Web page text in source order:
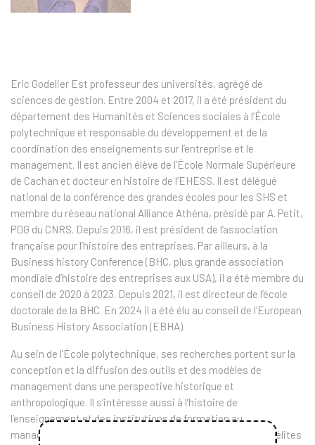
Eric Godelier Est professeur des universités, agrégé de
sciences de gestion. Entre 2004 et 2017, il a été président du
département des Humanités et Sciences sociales à l’École
polytechnique et responsable du développement et de la
coordination des enseignements sur l’entreprise et le
management. Il est ancien élève de l’École Normale Supérieure
de Cachan et docteur en histoire de l’EHESS. Il est délégué
national de la conférence des grandes écoles pour les SHS et
membre du réseau national Alliance Athéna, présidé par A. Petit,
PDG du CNRS. Depuis 2016, il est président de l‘association
française pour l’histoire des entreprises. Par ailleurs, à la
Business history Conference (BHC, plus grande association
mondiale d’histoire des entreprises aux USA), il a été membre du
conseil de 2020 à 2023. Depuis 2021, il est directeur de l’école
doctorale de la BHC. En 2024 il a été élu au conseil de l’European
Business History Association (EBHA).
Au sein de l’École polytechnique, ses recherches portent sur la
conception et la diffusion des outils et des modèles de
management dans une perspective historique et
anthropologique. Il s’intéresse aussi à l’histoire de
l’enseignement et des institutions de formation au
management. Enfin, ces travaux portent sur l’histoire des élites